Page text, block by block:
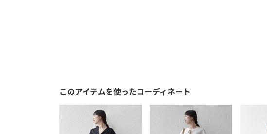
このアイテムを使ったコーディネート